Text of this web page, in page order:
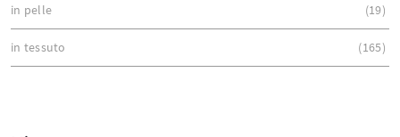
in pelle 19
in tessuto 165